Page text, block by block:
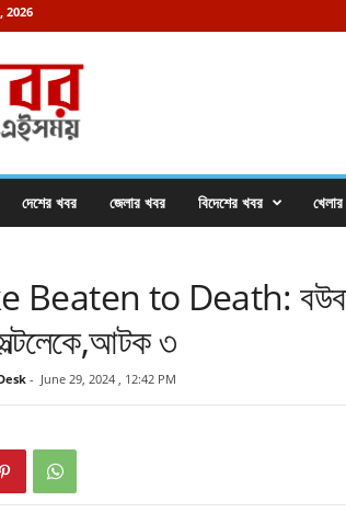
2026
দেশের খবর জেলার খবর বিদেশের খবর
Beaten to Death:
৩
- June 29, 2024 , 12:42 PM